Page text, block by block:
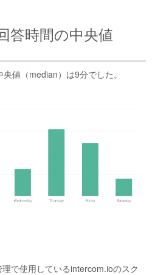
答時間の中央値
値（median）は9分でした。
で使用しているintercom.ioのスク